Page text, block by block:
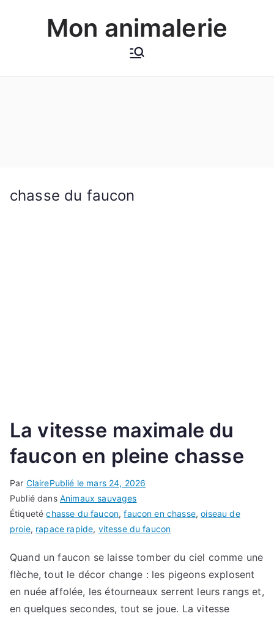
Mon animalerie
chasse du faucon
La vitesse maximale du
faucon en pleine chasse
Par ClairePublié le mars 24, 2026
Publié dans Animaux sauvages
Étiquetéchasse du faucon,faucon en chasse,oiseau de
proie, rapace rapide, vitesse du faucon
Quand un faucon se laisse tomber du ciel comme une
flèche, tout le décor change : les pigeons explosent
en nuée affolée, les étourneaux serrent leurs rangs et,
en quelques secondes, tout se joue. La vitesse